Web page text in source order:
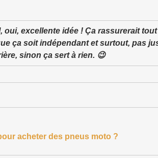
oui, excellente idée ! Ça rassurerait
ça soit indépendant et surtout, pas
sinon ça sert à rien. 😉
acheter des pneus moto ?